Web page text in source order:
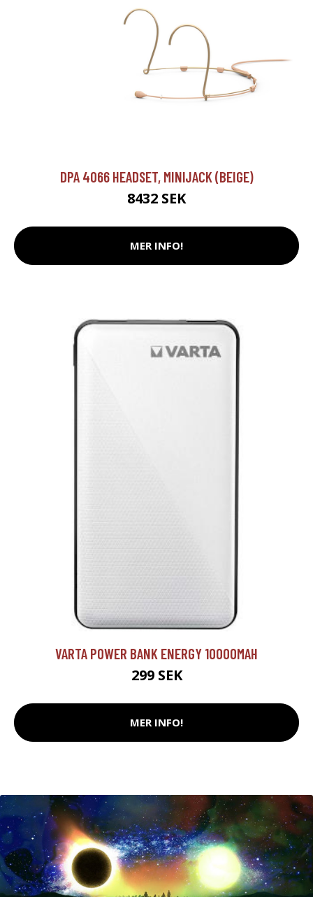
DPA 4066 HEADSET, MINIJACK (BEIGE)
8432 SEK
MER INFO!
VARTA POWER BANK ENERGY 10000MAH
299 SEK
MER INFO!